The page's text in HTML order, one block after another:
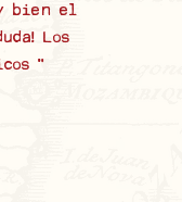
bien el
Los
"